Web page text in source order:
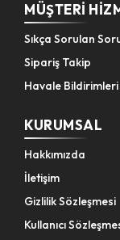
MÜŞTERI
Sıkça Sorulan
Sipariş Takip
Havale Bildirimleri
KURUMSAL
Hakkımızda
İletişim
Gizlilik Sözleşmesi
Kullanıcı